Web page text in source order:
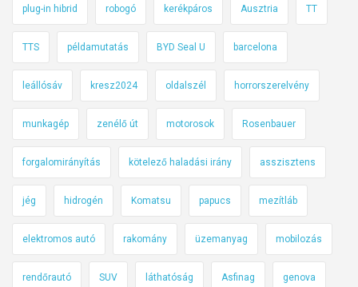
plug-in hibrid robogó kerékpáros Ausztria TT
TTS példamutatás BYD Seal U barcelona
leállósáv kresz2024 oldalszél horrorszerelvény
munkagép zenélő út motorosok Rosenbauer
forgalomirányítás kötelező haladási irány asszisztens
jég hidrogén Komatsu papucs mezítláb
elektromos autó rakomány üzemanyag mobilozás
rendőrautó SUV láthatóság Asfinag genova